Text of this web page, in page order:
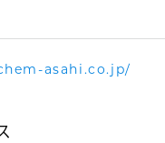
asahi.co.jp/